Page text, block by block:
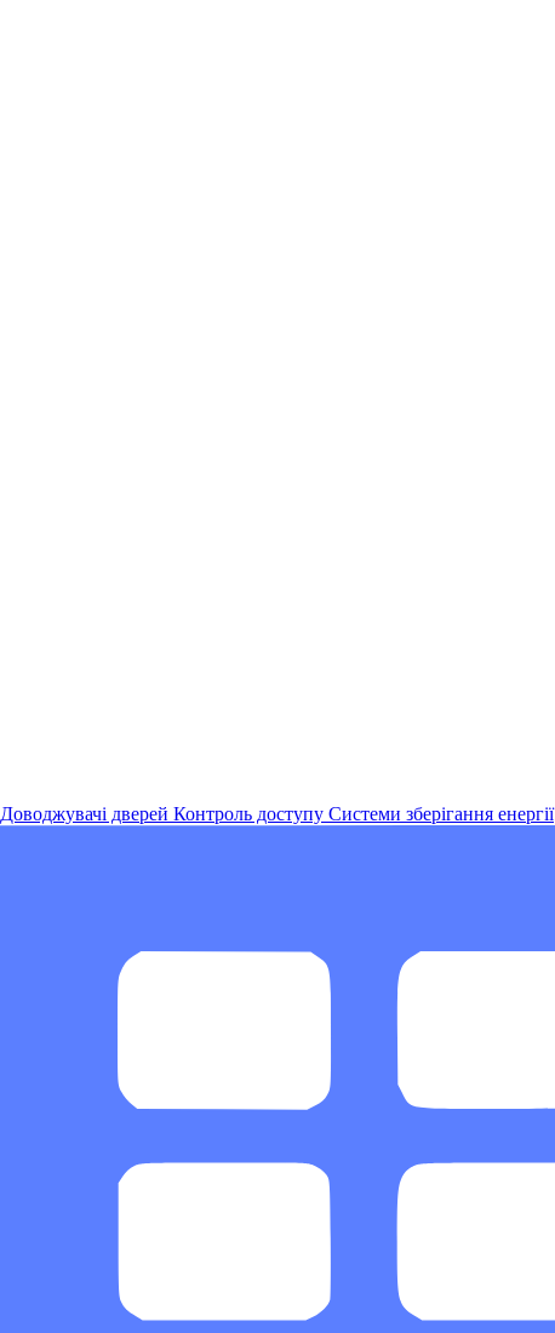
Доводжувачі дверей Контроль доступу Системи зберігання енергії